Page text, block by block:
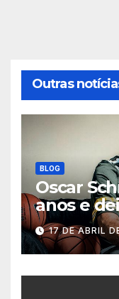
Outras
BLOG
Oscar
anos e
no17 DE ABRIL